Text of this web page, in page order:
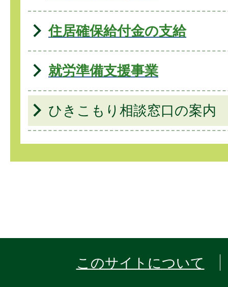
住居確保給付金の支給
就労準備支援事業
ひきこもり相談窓口の案内
このサイトについて